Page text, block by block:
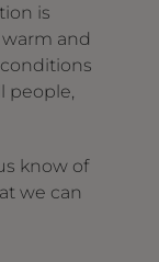
is
and
people,
know of
we can